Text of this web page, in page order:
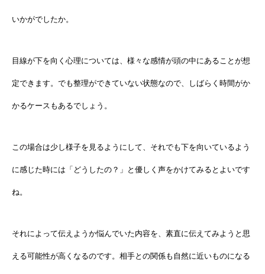
いかがでしたか。
目線が下を向く心理については、様々な感情が頭の中にあることが想
定できます。でも整理ができていない状態なので、しばらく時間がか
かるケースもあるでしょう。
この場合は少し様子を見るようにして、それでも下を向いているよう
に感じた時には「どうしたの？」と優しく声をかけてみるとよいです
ね。
それによって伝えようか悩んでいた内容を、素直に伝えてみようと思
える可能性が高くなるのです。相手との関係も自然に近いものになる